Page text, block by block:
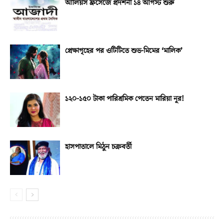
আলিয়ঁস ফ্রঁসেজে প্রদর্শনী ১৪ আগস্ট শুরু
প্রেক্ষাগৃহের পর ওটিটিতে শুভ-মিমের ‘মালিক’
১২০-১৫০ টাকা পারিশ্রমিক পেতেন মারিয়া নূর!
হাসপাতালে মিঠুন চক্রবর্তী